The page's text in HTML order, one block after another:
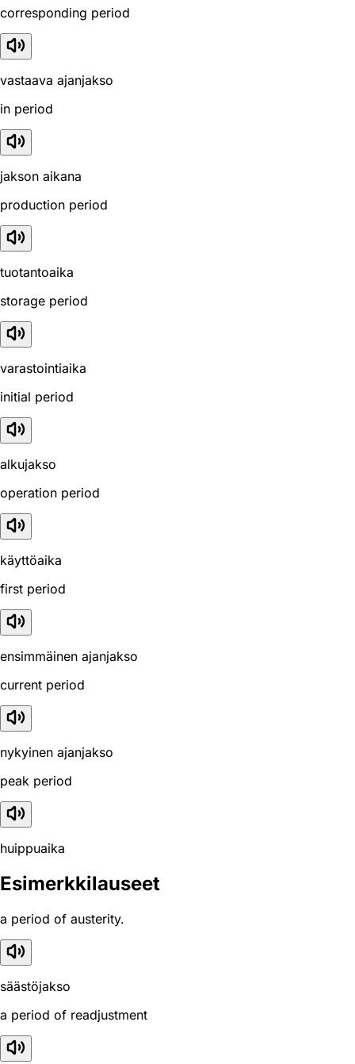
corresponding period
vastaava ajanjakso
in period
jakson aikana
production period
tuotantoaika
storage period
varastointiaika
initial period
alkujakso
operation period
käyttöaika
first period
ensimmäinen ajanjakso
current period
nykyinen ajanjakso
peak period
huippuaika
Esimerkkilauseet
a period of austerity.
säästöjakso
a period of readjustment